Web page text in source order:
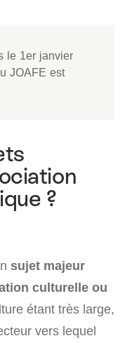
le 1er janvier
JOAFE est
?
sujet majeur
culturelle ou
étant très large,
vers lequel